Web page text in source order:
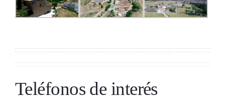
Teléfonos de interés